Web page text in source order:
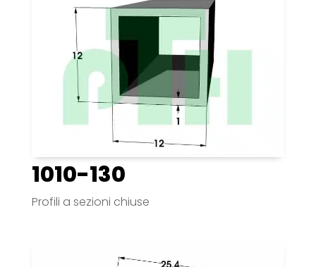
1010-130
Profili a sezioni chiuse